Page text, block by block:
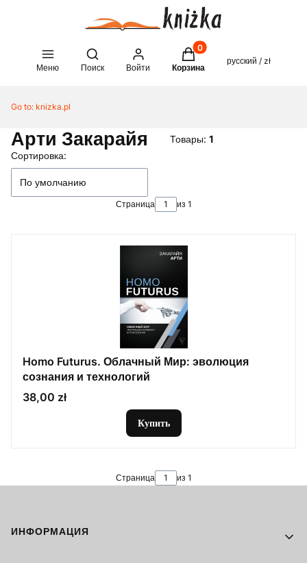
Меню
Open search engine
Поиск Войти
Товары в корзине: 0.
Корзина
русский / zł
Go to: knizka.pl
Арти Закарайя Товары: 1
Список товаров
Сортировка:
По умолчанию
Страница из 1
Homo Futurus. Облачный Мир: эволюция
сознания и технологий
Цена
38,00 zł
Купить
Страница из 1
Footer menu
ИНФОРМАЦИЯ